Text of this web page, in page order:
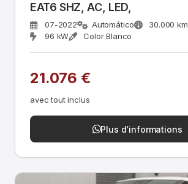
EAT6 SHZ, AC, LED,
07-2022 Automático 30.000 km
96 kW
Color Blanco
21.076 €
avec tout inclus
Plus d'informations